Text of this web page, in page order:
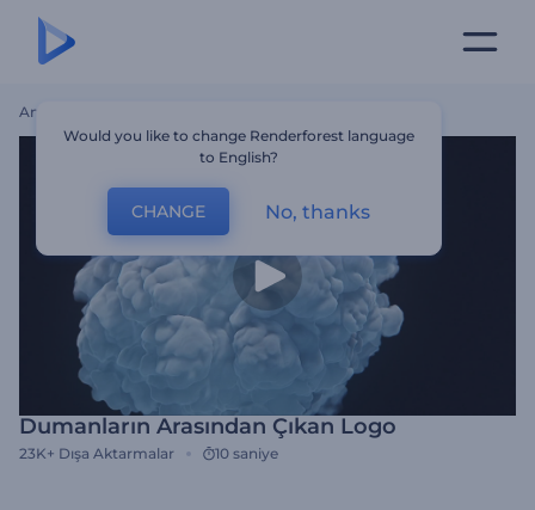
Ana Sayfa
Dumanların Arasından Çıkan Logo
23K+ Dışa Aktarmalar 10 saniye
Would you like to change Renderforest language
to English?
CHANGE No, thanks